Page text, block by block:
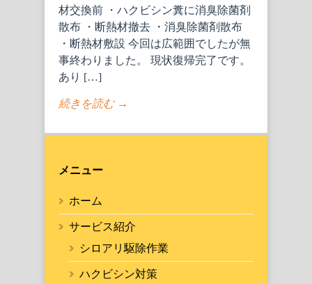
材交換前 ・ハクビシン糞に消臭除菌剤
散布 ・断熱材撤去 ・消臭除菌剤散布
・断熱材敷設 今回は広範囲でしたが無
事終わりました。 現状復帰完了です。
あり […]
続きを読む →
メニュー
ホーム
サービス紹介
シロアリ駆除作業
ハクビシン対策